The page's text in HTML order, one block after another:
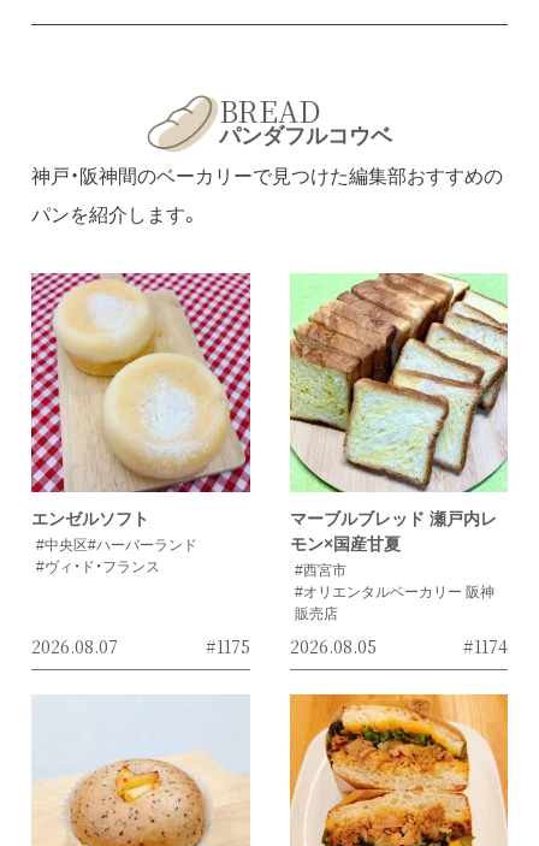
BREAD
パンダフルコウベ
神戸・阪神間のベーカリーで見つけた編集部おすすめの
パンを紹介します。
エンゼルソフト
#中央区#ハーバーランド
#ヴィ・ド・フランス
2026.08.07 #1175
マーブルブレッド 瀬戸内レ
モン×国産甘夏
#西宮市
#オリエンタルベーカリー 阪神
販売店
2026.08.05 #1174